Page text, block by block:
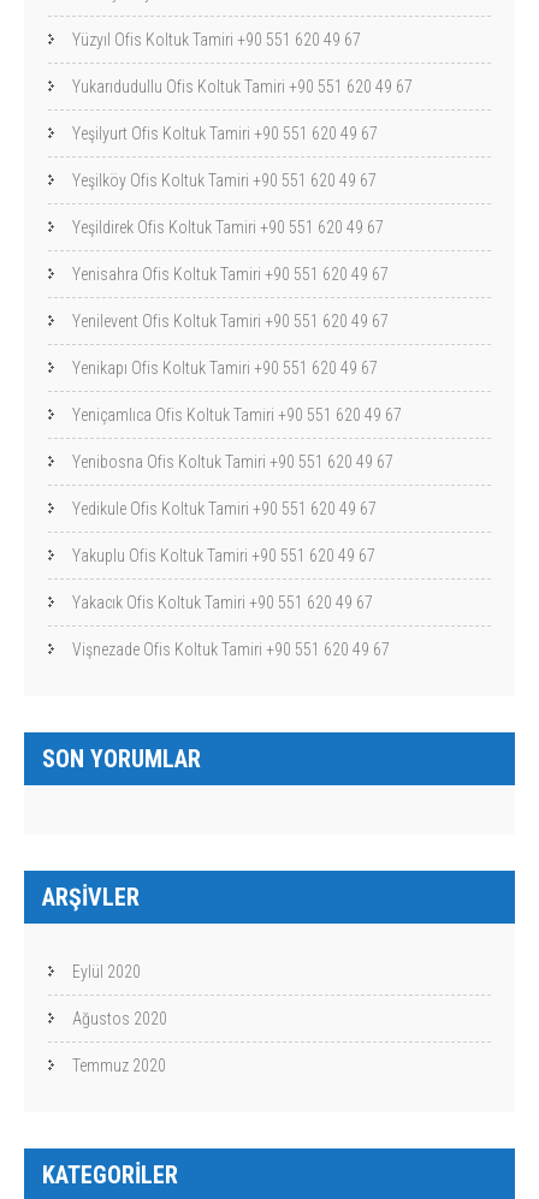
Yüzyıl Ofis Koltuk Tamiri +90 551 620 49 67
Yukarıdudullu Ofis Koltuk Tamiri +90 551 620 49 67
Yeşilyurt Ofis Koltuk Tamiri +90 551 620 49 67
Yeşilköy Ofis Koltuk Tamiri +90 551 620 49 67
Yeşildirek Ofis Koltuk Tamiri +90 551 620 49 67
Yenisahra Ofis Koltuk Tamiri +90 551 620 49 67
Yenilevent Ofis Koltuk Tamiri +90 551 620 49 67
Yenikapı Ofis Koltuk Tamiri +90 551 620 49 67
Yeniçamlıca Ofis Koltuk Tamiri +90 551 620 49 67
Yenibosna Ofis Koltuk Tamiri +90 551 620 49 67
Yedikule Ofis Koltuk Tamiri +90 551 620 49 67
Yakuplu Ofis Koltuk Tamiri +90 551 620 49 67
Yakacık Ofis Koltuk Tamiri +90 551 620 49 67
Vişnezade Ofis Koltuk Tamiri +90 551 620 49 67
SON YORUMLAR
ARŞIVLER
Eylül 2020
Ağustos 2020
Temmuz 2020
KATEGORILER